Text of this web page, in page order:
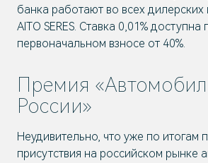
банка работают во всех дилерских
AITO SERES. Ставка 0,01% доступна
первоначальном взносе от 40%.
Премия
России»
Неудивительно, что уже по итогам
присутствия на российском рынке